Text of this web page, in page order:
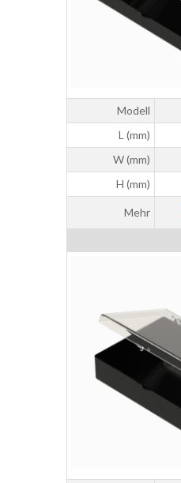
Modell
L (mm)
W (mm)
H (mm)
Mehr